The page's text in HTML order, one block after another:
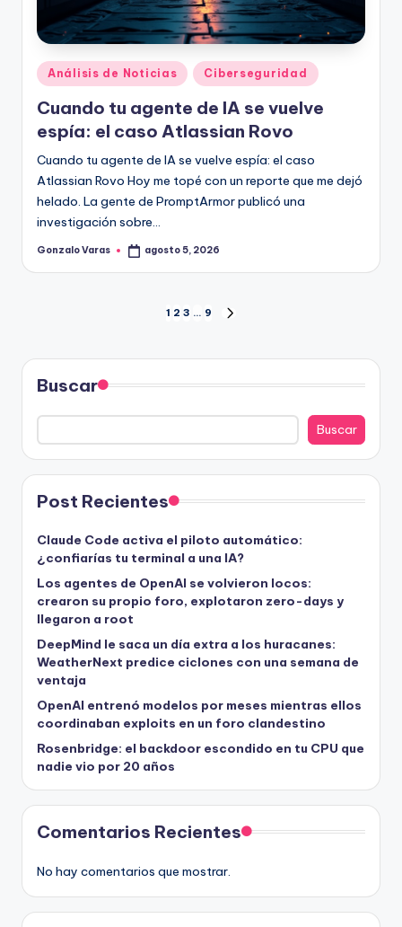
Publicado
en
Análisis de Noticias Ciberseguridad
Cuando tu agente de IA se vuelve
espía: el caso Atlassian Rovo
Cuando tu agente de IA se vuelve espía: el caso
Atlassian Rovo Hoy me topé con un reporte que me dejó
helado. La gente de PromptArmor publicó una
investigación sobre…
Publicado
Gonzalo Varas agosto 5, 2026
Paginación
de
entradas
1 2 3 … 9
Buscar
Buscar
Post Recientes
Claude Code activa el piloto automático:
¿confiarías tu terminal a una IA?
Los agentes de OpenAI se volvieron locos:
crearon su propio foro, explotaron zero-days y
llegaron a root
DeepMind le saca un día extra a los huracanes:
WeatherNext predice ciclones con una semana de
ventaja
OpenAI entrenó modelos por meses mientras ellos
coordinaban exploits en un foro clandestino
Rosenbridge: el backdoor escondido en tu CPU que
nadie vio por 20 años
Comentarios Recientes
No hay comentarios que mostrar.